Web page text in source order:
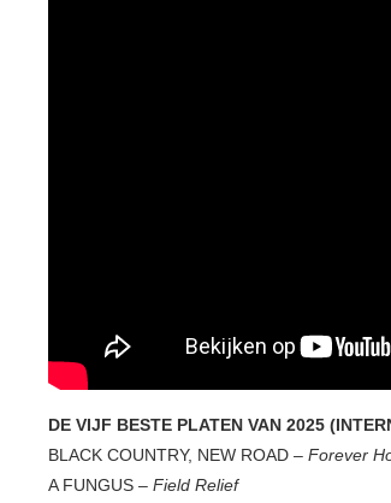
DE VIJF BESTE PLATEN VAN 2025
BLACK COUNTRY, NEW ROAD – Forever
A FUNGUS – Field Relief